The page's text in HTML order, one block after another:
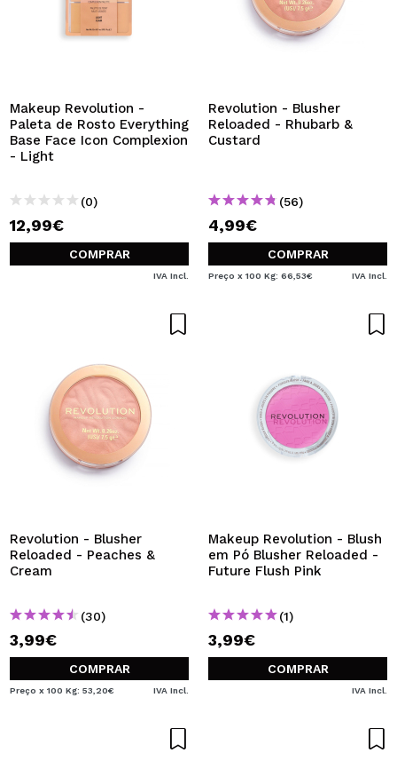
Makeup Revolution -
Paleta de Rosto Everything
Base Face Icon Complexion
- Light
(0)
12,99€
COMPRAR
IVA Incl.
Revolution - Blusher
Reloaded - Rhubarb &
Custard
(56)
4,99€
COMPRAR
Preço x 100 Kg: 66,53€ IVA Incl.
Revolution - Blusher
Reloaded - Peaches &
Cream
(30)
3,99€
COMPRAR
Preço x 100 Kg: 53,20€ IVA Incl.
Makeup Revolution - Blush
em Pó Blusher Reloaded -
Future Flush Pink
(1)
3,99€
COMPRAR
IVA Incl.